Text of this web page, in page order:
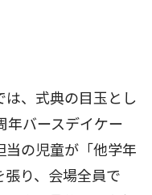
、式典の目玉とし
年バースデイケー
当の児童が「他学年
張り、会場全員で